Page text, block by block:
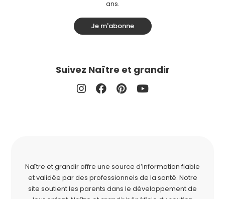
ans.
Je m'abonne
Suivez Naître et grandir
Naître et grandir offre une source d’information fiable
et validée par des professionnels de la santé. Notre
site soutient les parents dans le développement de